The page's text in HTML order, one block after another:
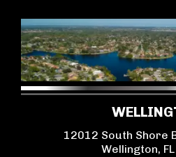
12012 South Shore
Wellington,